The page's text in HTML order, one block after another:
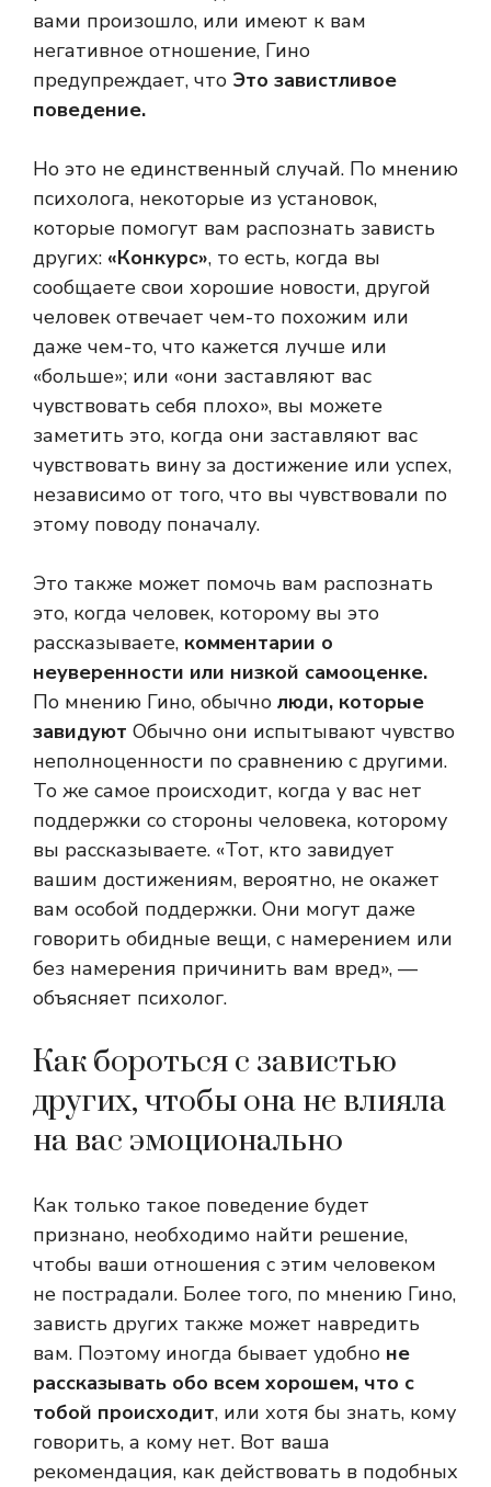
вами произошло, или имеют к вам
негативное отношение, Гино
предупреждает, что Это завистливое
поведение.
Но это не единственный случай. По мнению
психолога, некоторые из установок,
которые помогут вам распознать зависть
других: «Конкурс», то есть, когда вы
сообщаете свои хорошие новости, другой
человек отвечает чем-то похожим или
даже чем-то, что кажется лучше или
«больше»; или «они заставляют вас
чувствовать себя плохо», вы можете
заметить это, когда они заставляют вас
чувствовать вину за достижение или успех,
независимо от того, что вы чувствовали по
этому поводу поначалу.
Это также может помочь вам распознать
это, когда человек, которому вы это
рассказываете, комментарии о
неуверенности или низкой самооценке.
По мнению Гино, обычно люди, которые
завидуют Обычно они испытывают чувство
неполноценности по сравнению с другими.
То же самое происходит, когда у вас нет
поддержки со стороны человека, которому
вы рассказываете. «Тот, кто завидует
вашим достижениям, вероятно, не окажет
вам особой поддержки. Они могут даже
говорить обидные вещи, с намерением или
без намерения причинить вам вред», —
объясняет психолог.
Как бороться с завистью
других, чтобы она не влияла
на вас эмоционально
Как только такое поведение будет
признано, необходимо найти решение,
чтобы ваши отношения с этим человеком
не пострадали. Более того, по мнению Гино,
зависть других также может навредить
вам. Поэтому иногда бывает удобно не
рассказывать обо всем хорошем, что с
тобой происходит, или хотя бы знать, кому
говорить, а кому нет. Вот ваша
рекомендация, как действовать в подобных